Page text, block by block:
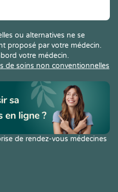
ou alternatives ne se
proposé par votre médecin.
votre médecin.
de soins non conventionnelles
de rendez-vous médecines